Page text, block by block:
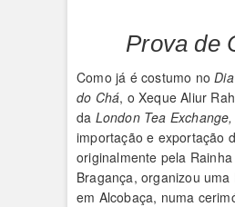
Prova de
Como já é costumo no
do Chá, o Xeque Aliur
da London Tea Exchange,
importação e exportação
originalmente pela
Bragança, organizou uma
em Alcobaça, numa